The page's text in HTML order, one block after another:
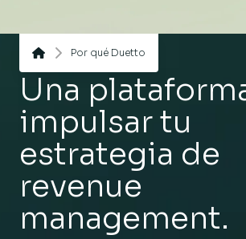
Por qué Duetto
Una
impulsar tu
estrategia de
revenue
management.